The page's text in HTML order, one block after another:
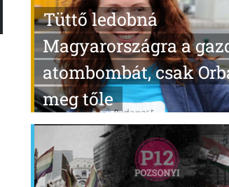
Tüttő ledobná
Magyarországra a
atombombát, csak
meg tőle